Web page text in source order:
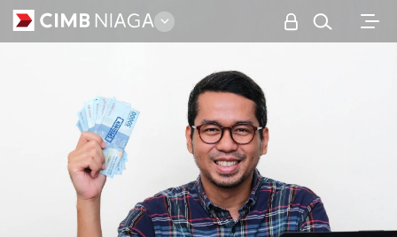
Personal